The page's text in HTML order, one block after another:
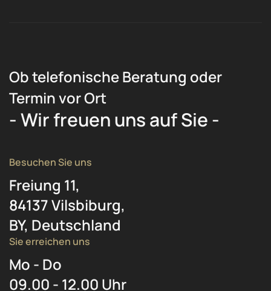
Ob telefonische Beratung oder
Termin vor Ort
- Wir freuen uns auf Sie -
Besuchen Sie uns
Freiung 11,
84137 Vilsbiburg,
BY, Deutschland
Sie erreichen uns
Mo - Do
09.00 - 12.00 Uhr